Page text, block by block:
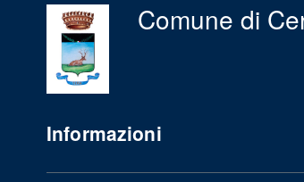
Comune di
Informazioni